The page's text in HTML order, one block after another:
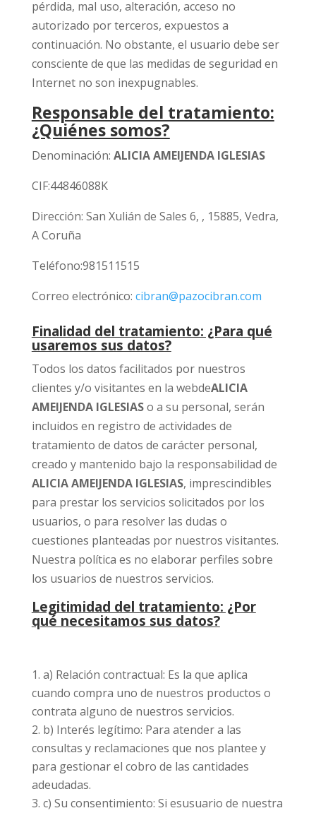
pérdida, mal uso, alteración, acceso no
autorizado por terceros, expuestos a
continuación. No obstante, el usuario debe ser
consciente de que las medidas de seguridad en
Internet no son inexpugnables.
Responsable del tratamiento:
¿Quiénes somos?
Denominación: ALICIA AMEIJENDA IGLESIAS
CIF:44846088K
Dirección: San Xulián de Sales 6, , 15885, Vedra,
A Coruña
Teléfono:981511515
Correo electrónico: cibran@pazocibran.com
Finalidad del tratamiento: ¿Para qué
usaremos sus datos?
Todos los datos facilitados por nuestros
clientes y/o visitantes en la webdeALICIA
AMEIJENDA IGLESIASo a su personal, serán
incluidos en registro de actividades de
tratamiento de datos de carácter personal,
creado y mantenido bajo la responsabilidad de
ALICIA AMEIJENDA IGLESIAS, imprescindibles
para prestar los servicios solicitados por los
usuarios, o para resolver las dudas o
cuestiones planteadas por nuestros visitantes.
Nuestra política es no elaborar perfiles sobre
los usuarios de nuestros servicios.
Legitimidad del tratamiento: ¿Por
qué necesitamos sus datos?
a) Relación contractual: Es la que aplica
cuando compra uno de nuestros productos o
contrata alguno de nuestros servicios.
b) Interés legítimo: Para atender a las
consultas y reclamaciones que nos plantee y
para gestionar el cobro de las cantidades
adeudadas.
c) Su consentimiento: Si esusuario de nuestra